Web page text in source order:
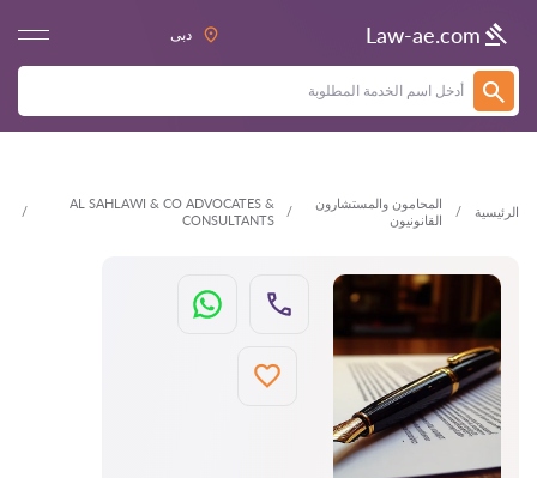
Law-ae.com دبى
الرئيسية
المحامون والمستشارون
القانونيون
AL SAHLAWI & CO ADVOCATES &
CONSULTANTS
العودة